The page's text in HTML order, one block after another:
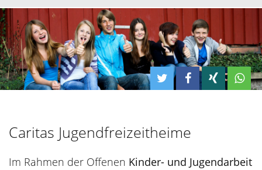
Caritas Jugendfreizeitheime
Im Rahmen der Offenen Kinder- und Jugendarbeit